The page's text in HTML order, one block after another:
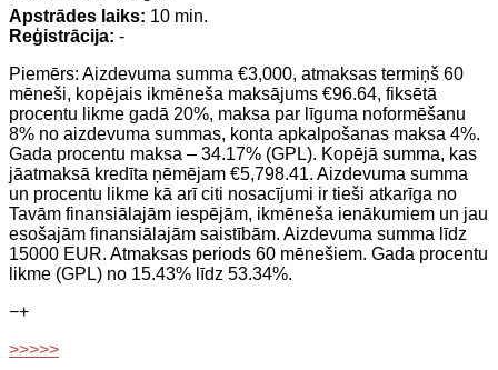
Apstrādes laiks: 10 min.
Reģistrācija: -
Piemērs: Aizdevuma summa €3,000, atmaksas termiņš 60
mēneši, kopējais ikmēneša maksājums €96.64, fiksētā
procentu likme gadā 20%, maksa par līguma noformēšanu
8% no aizdevuma summas, konta apkalpošanas maksa 4%.
Gada procentu maksa – 34.17% (GPL). Kopējā summa, kas
jāatmaksā kredīta ņēmējam €5,798.41. Aizdevuma summa
un procentu likme kā arī citi nosacījumi ir tieši atkarīga no
Tavām finansiālajām iespējām, ikmēneša ienākumiem un jau
esošajām finansiālajām saistībām. Aizdevuma summa līdz
15000 EUR. Atmaksas periods 60 mēnešiem. Gada procentu
likme (GPL) no 15.43% līdz 53.34%.
−+
>>>>>